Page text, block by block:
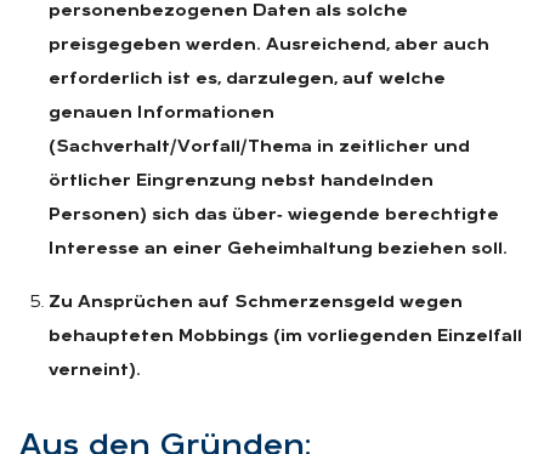
personenbezogenen Daten als solche
preisgegeben werden. Ausreichend, aber auch
erforderlich ist es, darzulegen, auf welche
genauen Informationen
(Sachverhalt/Vorfall/Thema in zeitlicher und
örtlicher Eingrenzung nebst handelnden
Personen) sich das über‑ wiegende berechtigte
Interesse an einer Geheimhaltung beziehen soll.
Zu Ansprüchen auf Schmerzensgeld wegen
behaupteten Mobbings (im vorliegenden Einzelfall
verneint).
Aus den Grün­den: